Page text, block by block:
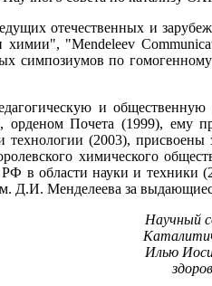
отечественных и
"Mendeleev
симпозиумов по
и
орденом Почета (1999),
технологии (2003),
химического
в области науки и техники
Д.И. Менделеева за
Научный
Илью